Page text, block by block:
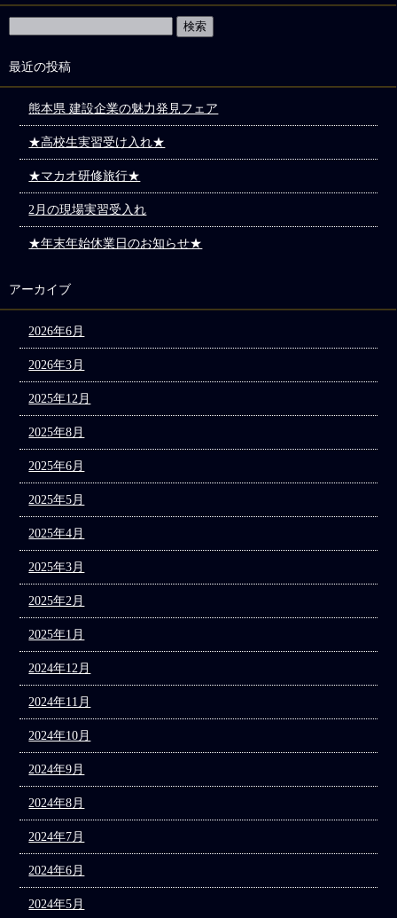
最近の投稿
熊本県 建設企業の魅力発見フェア
★高校生実習受け入れ★
★マカオ研修旅行★
2月の現場実習受入れ
★年末年始休業日のお知らせ★
アーカイブ
2026年6月
2026年3月
2025年12月
2025年8月
2025年6月
2025年5月
2025年4月
2025年3月
2025年2月
2025年1月
2024年12月
2024年11月
2024年10月
2024年9月
2024年8月
2024年7月
2024年6月
2024年5月